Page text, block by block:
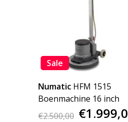
Sale
Numatic HFM 1515
Boenmachine 16 inch
€2.500,00 €1.999,00